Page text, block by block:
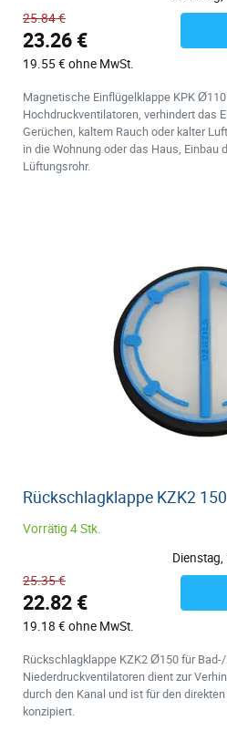
25.84 €
23.26 €
19.55 € ohne MwSt.
Magnetische Einflügelklappe KPK
Hochdruckventilatoren, verhindert das
Gerüchen, kaltem Rauch oder kalter
in die Wohnung oder das Haus, Einbau
Lüftungsrohr.
Rückschlagklappe KZK2 150
Vorrätig 4 Stk.
25.35 €
22.82 €
19.18 € ohne MwSt.
Rückschlagklappe KZK2 Ø150 für
Niederdruckventilatoren dient zur
durch den Kanal und ist für den
konzipiert.